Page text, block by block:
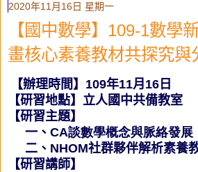
2020年11月16日 星期一
【國中數學】109-1數學
畫核心素養教材共探究與
【辦理時間】 109年11月 16 日
【研習地點】立人國中共備教室
【研習主題】
一、 CA談數學概念與脈絡發展
二、 NHOM社群夥伴解析素養
【研習講師】